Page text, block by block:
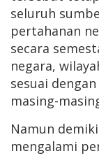
seluruh
pertahanan
secara
negara,
sesuai
masing-
Namun
mengalami